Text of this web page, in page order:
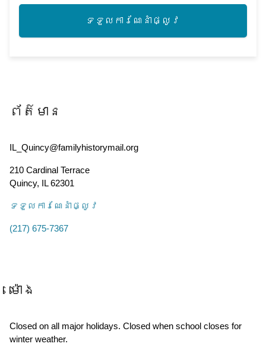
ទទួល​ការណែនាំ​ផ្លូវ
ព័ត៌មាន
IL_Quincy@familyhistorymail.org
210 Cardinal Terrace
Quincy, IL62301
ទទួល​ការណែនាំ​ផ្លូវ
(217) 675-7367
ម៉ោង
Closed on all major holidays. Closed when school closes for
winter weather.